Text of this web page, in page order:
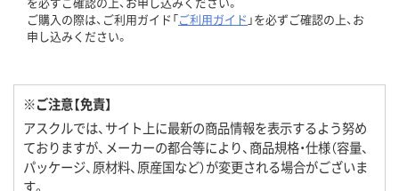
ご購入の際は、ご利用ガイド「ご利用ガイド 」を必ずご確認の上、お
申し込みください。
※ご注意【免責】
アスクルでは、サイト上に最新の商品情報を表示するよう努め
ておりますが、メーカーの都合等により、商品規格・仕様（容量、
パッケージ、原材料、原産国など）が変更される場合がございま
す。